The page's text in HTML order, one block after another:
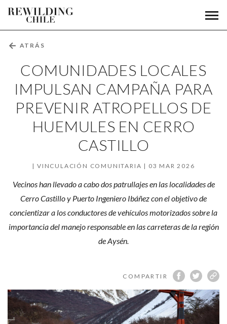
Comunidades
locales
impulsan
campaña
para
prevenir
atropellos
huemules
en
Cerro
Castillo
Fundación
Rewilding
Chile
← ATRÁS
COMUNIDADES LOCALES
IMPULSAN CAMPAÑA PARA
PREVENIR ATROPELLOS DE
HUEMULES EN CERRO
CASTILLO
VINCULACIÓN COMUNITARIA 03 MAR 2026
Vecinos han llevado a cabo dos patrullajes en las localidades de
Cerro Castillo y Puerto Ingeniero Ibáñez con el objetivo de
concientizar a los conductores de vehículos motorizados sobre la
importancia del manejo responsable en las carreteras de la región
de Aysén.
COMPARTIR